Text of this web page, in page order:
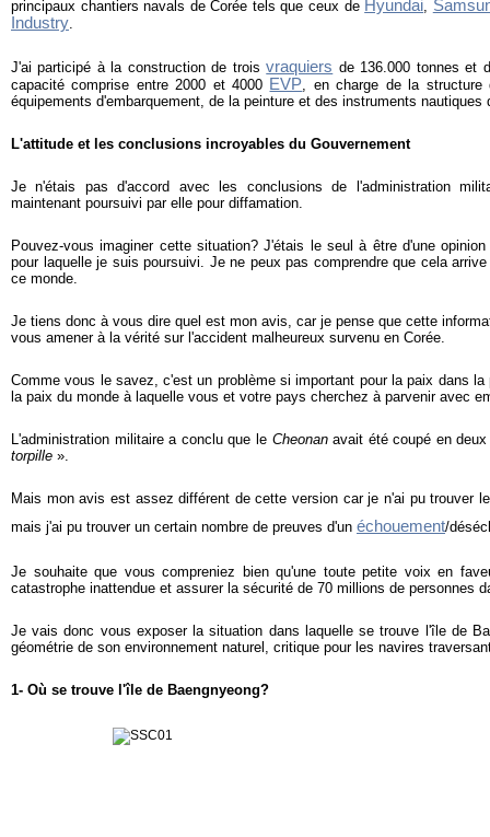
principaux chantiers navals de Corée tels que ceux de Hyundai,
Industry.
J'ai participé à la construction de troisvraquiers de 136.000 tonnes et
capacité comprise entre 2000 et 4000 EVP, en charge de la structure
équipements d'embarquement, de la peinture et des instruments
L'attitude et les conclusions incroyables du Gouvernement
Je n'étais pas d'accord avec les conclusions de l'administration
maintenant poursuivi par elle pour diffamation.
Pouvez-vous imaginer cette situation?J'étais le seul à être d'une
pour laquelle je suis poursuivi. Je ne peux pas comprendre que cela
ce monde.
Je tiens donc à vous dire quel est mon avis, car je pense que cette
vous amener à la vérité sur l'accident malheureux survenu en Corée.
Comme vous le savez, c'est un problème si important pour la paix dans la
la paix du monde à laquelle vous et votre pays cherchez à parvenir avec
L'administration militaire a conclu que le Cheonanavait été coupé en
torpille ».
Mais mon avis est assez différent de cette version car je n'ai pu trouver
mais j'ai pu trouver un certain nombre de preuves d'un échouement/
Je souhaite que vous compreniez bien qu'une toute petite voix en
catastrophe inattendue et assurer la sécurité de 70 millions de personnes
Je vais donc vous exposer la situation dans laquelle se trouve l'île de
géométrie de son environnement naturel, critique pour les navires
1- Où se trouve l'île de Baengnyeong?